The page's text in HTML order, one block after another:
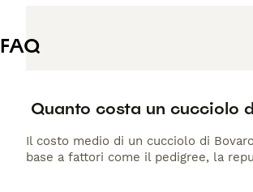
FAQ
Quanto costa un cucciolo
Il costo medio di un cucciolo di
base a fattori come il pedigree, la